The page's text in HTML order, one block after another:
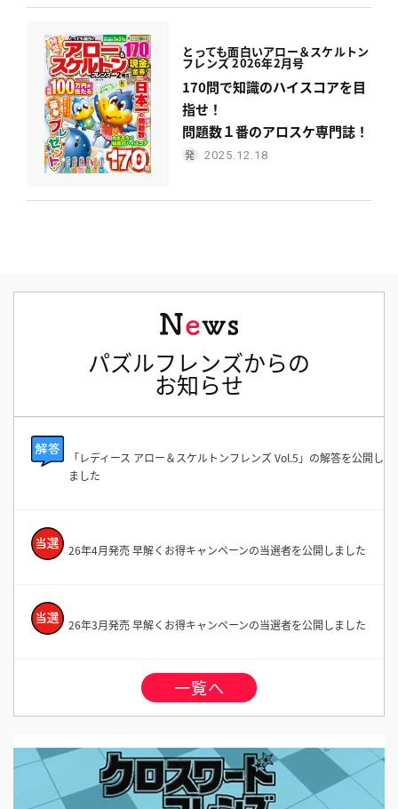
とっても面白いアロー＆スケルトン
フレンズ 2026年2月号
170問で知識のハイスコアを目
指せ！
問題数１番のアロスケ専門誌！
2025.12.18
パズルフレンズからの
お知らせ
「レディース アロー＆スケルトンフレンズ Vol.5」の解答を公開し
ました
26年4月発売 早解くお得キャンペーンの当選者を公開しました
26年3月発売 早解くお得キャンペーンの当選者を公開しました
一覧へ